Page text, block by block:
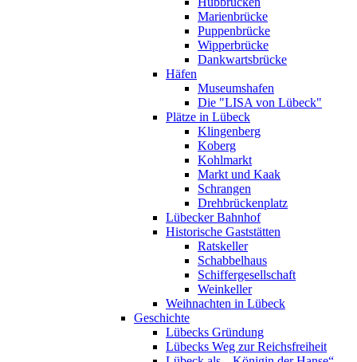
Marienbrücke
Puppenbrücke
Wipperbrücke
Dankwartsbrücke
Häfen
Museumshafen
Die "LISA von Lübeck"
Plätze in Lübeck
Klingenberg
Koberg
Kohlmarkt
Markt und Kaak
Schrangen
Drehbrückenplatz
Lübecker Bahnhof
Historische Gaststätten
Ratskeller
Schabbelhaus
Schiffergesellschaft
Weinkeller
Weihnachten in Lübeck
Geschichte
Lübecks Gründung
Lübecks Weg zur Reichsfreiheit